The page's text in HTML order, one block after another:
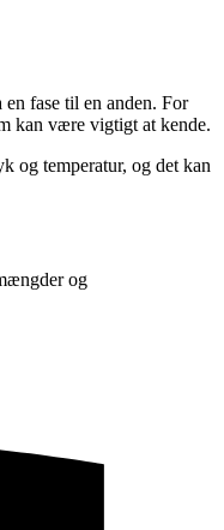
fase til en anden. For
kan være vigtigt at kende.
og temperatur, og det kan
og